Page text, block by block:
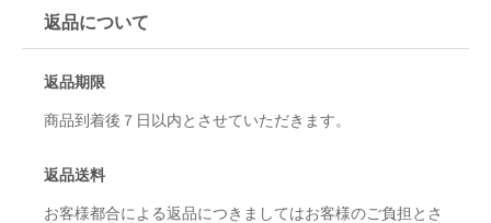
返品について
返品期限
商品到着後７日以内とさせていただきます。
返品送料
お客様都合による返品につきましてはお客様のご負担とさ